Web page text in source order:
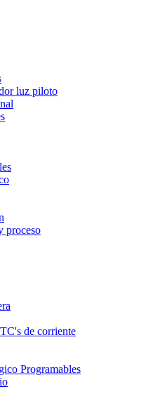
luz piloto
proceso
de corriente
Programables